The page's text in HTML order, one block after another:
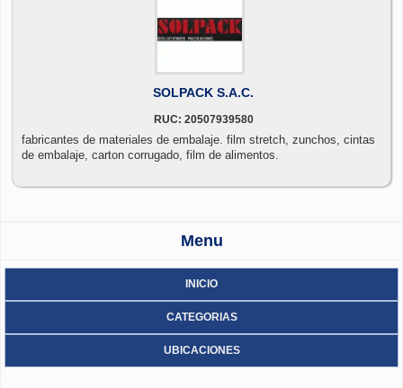
SOLPACK S.A.C.
RUC: 20507939580
fabricantes de materiales de embalaje. film stretch, zunchos, cintas
de embalaje, carton corrugado, film de alimentos.
Menu
INICIO
CATEGORIAS
UBICACIONES